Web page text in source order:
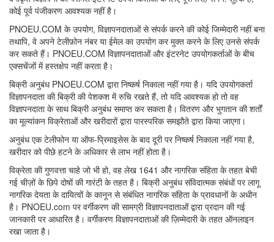
कोई पूर्व पंजीकरण आवश्यक नहीं है।
PNOEU.COM के उपयोग, विज्ञापनदाताओं से संपर्क करने की कोई जिम्मेदारी नहीं बना
तथापि, वे अपने टेलीफ़ोन नंबर या ईमेल का उपयोग कर मुक्त करने के लिए उनसे संपर्क
कर सकते हैं। PNOEU.COM विज्ञापनदाताओं और इंटरनेट उपयोगकर्ताओं के बीच
एक्सचेंजों में हस्तक्षेप नहीं करता है।
बिक्री अनुबंध PNOEU.COM द्वारा निष्कर्ष निकाला नहीं गया है। यदि उपयोगकर्ता
विज्ञापनदाता की बिक्री की पेशकश में रुचि रखते हैं, तो यदि आवश्यक हो तो वह
विज्ञापनदाता के साथ बिक्री अनुबंध समाप्त कर सकता है। वितरण और भुगतान की शर्तों
का मूल्यांकन विक्रेताओं और खरीदारों द्वारा पारस्परिक समझौते द्वारा किया जाएगा।
अनुबंध एक टेलीफोन या ऑफ-प्रिमाइसेस के बाद दूरी पर निष्कर्ष निकाला नहीं गया है,
खरीदार को पीछे हटने के अधिकार से लाभ नहीं होता है।
विक्रेता की गुणवत्ता चाहे जो भी हो, वह लेख 1641 और नागरिक संहिता के तहत बेची
गई चीज़ों के छिपे दोषों की गारंटी के तहत है। बिक्री अनुबंध संविदात्मक संबंधों पर लागू
नागरिक देयता के दायित्वों के कानून से संबंधित नागरिक संहिता के प्रावधानों के अधीन
है। PNOEU.com पर वर्गीकरण की सामग्री विज्ञापनदाताओं द्वारा प्रदान की गई
जानकारी पर आधारित है। वर्गीकरण विज्ञापनदाताओं की ज़िम्मेदारी के तहत ऑनलाइन
रखा जाता है।